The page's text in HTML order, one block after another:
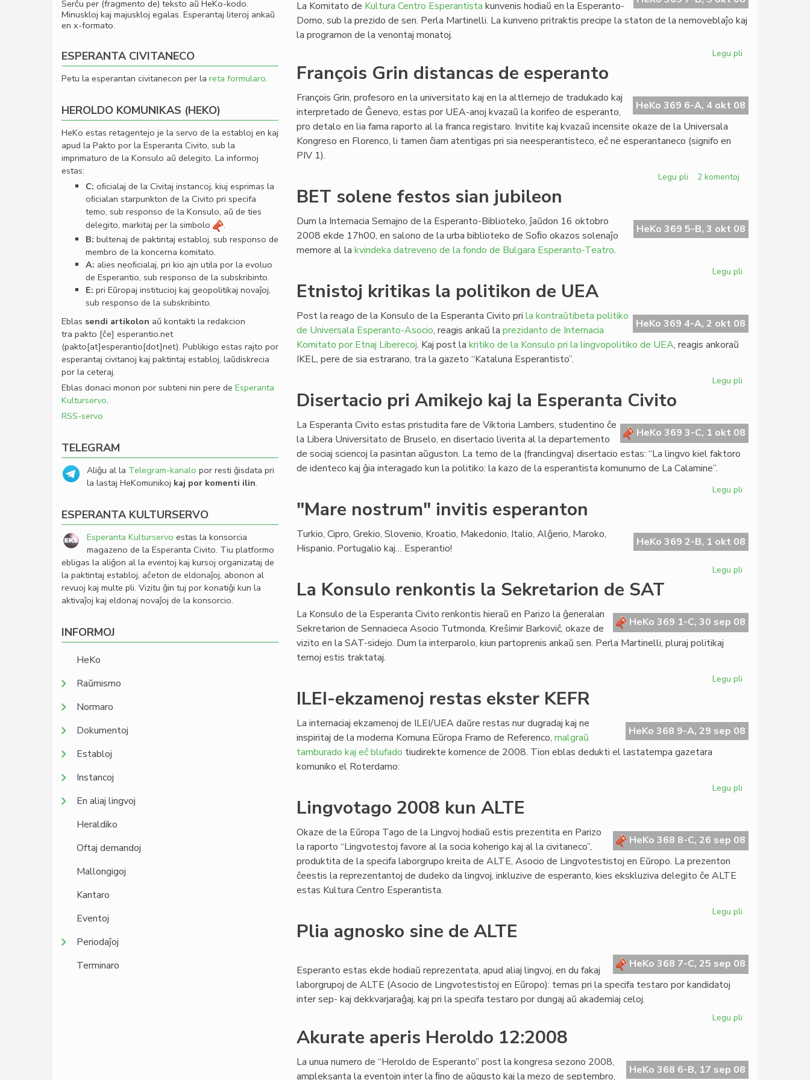
La Komitato de Kultura Centro Esperantista kunvenis hodiaŭ en la Esperanto-
Domo, sub la prezido de sen. Perla Martinelli. La kunveno pritraktis precipe la staton de la nemoveblaĵo kaj
la programon de la venontaj monatoj.
Legu pli
du
kongresojn
François Grin distancas de esperanto
HeKo 369 6-A, 4 okt 08
François Grin, profesoro en la universitato kaj en la altlernejo de tradukado kaj
interpretado de Ĝenevo, estas por UEA-anoj kvazaŭ la korifeo de esperanto,
pro detalo en lia fama raporto al la franca registaro. Invitite kaj kvazaŭ incensite okaze de la Universala
Kongreso en Florenco, li tamen ĉiam atentigas pri sia neesperantisteco, eĉ ne esperantaneco (signifo en
PIV 1).
Legu pli
de
esperanto
2 komentoj
BET solene festos sian jubileon
HeKo 369 5-B, 3 okt 08
Dum la Internacia Semajno de la Esperanto-Biblioteko, ĵaŭdon 16 oktobro
2008 ekde 17h00, en salono de la urba biblioteko de Soﬁo okazos solenaĵo
memore al la kvindeka datreveno de la fondo de Bulgara Esperanto-Teatro.
Legu pli
sian
jubileon
Etnistoj kritikas la politikon de UEA
HeKo 369 4-A, 2 okt 08
Post la reago de la Konsulo de la Esperanta Civito pri la kontraŭtibeta politiko
de Universala Esperanto-Asocio, reagis ankaŭ la prezidanto de Internacia
Komitato por Etnaj Liberecoj. Kaj post la kritiko de la Konsulo pri la lingvopolitiko de UEA, reagis ankoraŭ
IKEL, pere de sia estrarano, tra la gazeto “Kataluna Esperantisto”.
Legu pli
politikon
de
Disertacio pri Amikejo kaj la Esperanta Civito
HeKo 369 3-C, 1 okt 08
La Esperanta Civito estas pristudita fare de Viktoria Lambers, studentino ĉe
la Libera Universitato de Bruselo, en disertacio liverita al la departemento
de sociaj sciencoj la pasintan aŭguston. La temo de la (franclingva) disertacio estas: “La lingvo kiel faktoro
de identeco kaj ĝia interagado kun la politiko: la kazo de la esperantista komunumo de La Calamine”.
Legu pli
kaj
la
"Mare nostrum" invitis esperanton
HeKo 369 2-B, 1 okt 08
Turkio, Cipro, Grekio, Slovenio, Kroatio, Makedonio, Italio, Alĝerio, Maroko,
Hispanio, Portugalio kaj… Esperantio!
Legu pli
esperanton
La Konsulo renkontis la Sekretarion de SAT
HeKo 369 1-C, 30 sep 08
La Konsulo de la Esperanta Civito renkontis hieraŭ en Parizo la ĝeneralan
Sekretarion de Sennacieca Asocio Tutmonda, Kreŝimir Barkoviĉ, okaze de
vizito en la SAT-sidejo. Dum la interparolo, kiun partoprenis ankaŭ sen. Perla Martinelli, pluraj politikaj
temoj estis traktataj.
Legu pli
la
Sekretarion
ILEI-ekzamenoj restas ekster KEFR
HeKo 368 9-A, 29 sep 08
La internaciaj ekzamenoj de ILEI/UEA daŭre restas nur dugradaj kaj ne
inspiritaj de la moderna Komuna Eŭropa Framo de Referenco, malgraŭ
tamburado kaj eĉ blufado tiudirekte komence de 2008. Tion eblas dedukti el lastatempa gazetara
komuniko el Roterdamo:
Legu pli
ekster
KEFR
Lingvotago 2008 kun ALTE
HeKo 368 8-C, 26 sep 08
Okaze de la Eŭropa Tago de la Lingvoj hodiaŭ estis prezentita en Parizo
la raporto “Lingvotestoj favore al la socia koherigo kaj al la civitaneco”,
produktita de la specifa laborgrupo kreita de ALTE, Asocio de Lingvotestistoj en Eŭropo. La prezenton
ĉeestis la reprezentantoj de dudeko da lingvoj, inkluzive de esperanto, kies ekskluziva delegito ĉe ALTE
estas Kultura Centro Esperantista.
Legu pli
ALTE
Plia agnosko sine de ALTE
HeKo 368 7-C, 25 sep 08
Esperanto estas ekde hodiaŭ reprezentata, apud aliaj lingvoj, en du fakaj
laborgrupoj de ALTE (Asocio de Lingvotestistoj en Eŭropo): temas pri la specifa testaro por kandidatoj
inter sep- kaj dekkvarjaraĝaj, kaj pri la specifa testaro por dungaj aŭ akademiaj celoj.
Legu pli
de
Akurate aperis Heroldo 12:2008
HeKo 368 6-B, 17 sep 08
La unua numero de “Heroldo de Esperanto” post la kongresa sezono 2008,
ampleksanta la eventojn inter la ﬁno de aŭgusto kaj la mezo de septembro,
Serĉu per (fragmento de) teksto aŭ HeKo-kodo.
Minuskloj kaj majuskloj egalas. Esperantaj literoj ankaŭ
en x-formato.
ESPERANTA CIVITANECO
Petu la esperantan civitanecon per la reta formularo.
HEROLDO KOMUNIKAS (HEKO)
HeKo estas retagentejo je la servo de la establoj en kaj
apud la Pakto por la Esperanta Civito, sub la
imprimaturo de la Konsulo aŭ delegito. La informoj
estas:
C: oﬁcialaj de la Civitaj instancoj, kiuj esprimas la
oﬁcialan starpunkton de la Civito pri specifa
temo, sub responso de la Konsulo, aŭ de ties
delegito, markitaj per la simbolo
.
B: bultenaj de paktintaj establoj, sub responso de
membro de la koncerna komitato.
A: alies neoﬁcialaj, pri kio ajn utila por la evoluo
de Esperantio, sub responso de la subskribinto.
E: pri Eŭropaj institucioj kaj geopolitikaj novaĵoj,
sub responso de la subskribinto.
Eblas sendi artikolon aŭ kontakti la redakcion
tra pakto [ĉe] esperantio.net
(pakto[at]esperantio[dot]net). Publikigo estas rajto por
esperantaj civitanoj kaj paktintaj establoj, laŭdiskrecia
por la ceteraj.
Eblas donaci monon por subteni nin pere de Esperanta
Kulturservo.
RSS-servo
TELEGRAM
Aliĝu al la Telegram-kanalo por resti ĝisdata pri
la lastaj HeKomunikoj kaj por komenti ilin.
ESPERANTA KULTURSERVO
Esperanta Kulturservo estas la konsorcia
magazeno de la Esperanta Civito. Tiu platformo
ebligas la aliĝon al la eventoj kaj kursoj organizataj de
la paktintaj establoj, aĉeton de eldonaĵoj, abonon al
revuoj kaj multe pli. Vizitu ĝin tuj por konatiĝi kun la
aktivaĵoj kaj eldonaj novaĵoj de la konsorcio.
INFORMOJ
HeKo
Raŭmismo
Normaro
Dokumentoj
Establoj
Instancoj
En aliaj lingvoj
Heraldiko
Oftaj demandoj
Mallongigoj
Kantaro
Eventoj
Periodaĵoj
Terminaro